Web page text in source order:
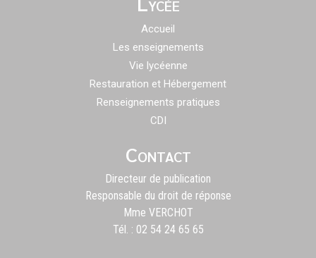
Accueil
Les enseignements
Vie lycéenne
Restauration et Hébergement
Renseignements pratiques
CDI
Contact
Directeur de publication
Responsable du droit de réponse
Mme VERCHOT
Tél. : 02 54 24 65 65